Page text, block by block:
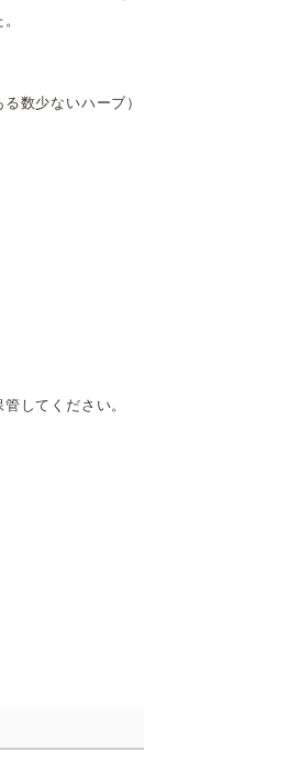
数少ないハーブ）
してください。